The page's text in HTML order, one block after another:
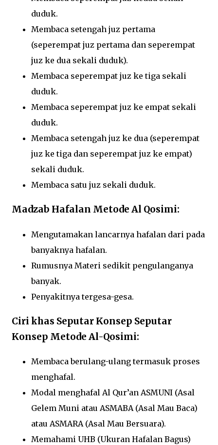
duduk.
Membaca setengah juz pertama
(seperempat juz pertama dan seperempat
juz ke dua sekali duduk).
Membaca seperempat juz ke tiga sekali
duduk.
Membaca seperempat juz ke empat sekali
duduk.
Membaca setengah juz ke dua (seperempat
juz ke tiga dan seperempat juz ke empat)
sekali duduk.
Membaca satu juz sekali duduk.
Madzab Hafalan Metode Al Qosimi:
Mengutamakan lancarnya hafalan dari pada
banyaknya hafalan.
Rumusnya Materi sedikit pengulanganya
banyak.
Penyakitnya tergesa-gesa.
Ciri khas Seputar Konsep Seputar
Konsep Metode Al-Qosimi:
Membaca berulang-ulang termasuk proses
menghafal.
Modal menghafal Al Qur’an ASMUNI (Asal
Gelem Muni atau ASMABA (Asal Mau Baca)
atau ASMARA (Asal Mau Bersuara).
Memahami UHB (Ukuran Hafalan Bagus)